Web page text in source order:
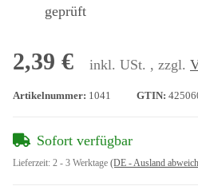
geprüft
2,39 € inkl. USt. , zzgl.
Artikelnummer: 1041 GTIN:
Sofort verfügbar
Lieferzeit: 2 - 3 Werktage (DE - Ausland